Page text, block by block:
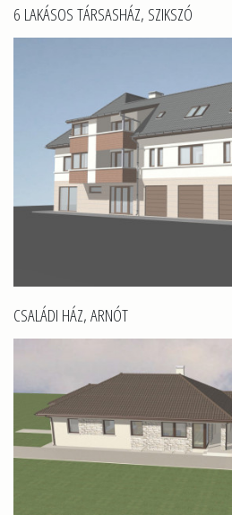
6 LAKÁSOS TÁRSASHÁZ, SZIKSZÓ
CSALÁDI HÁZ, ARNÓT